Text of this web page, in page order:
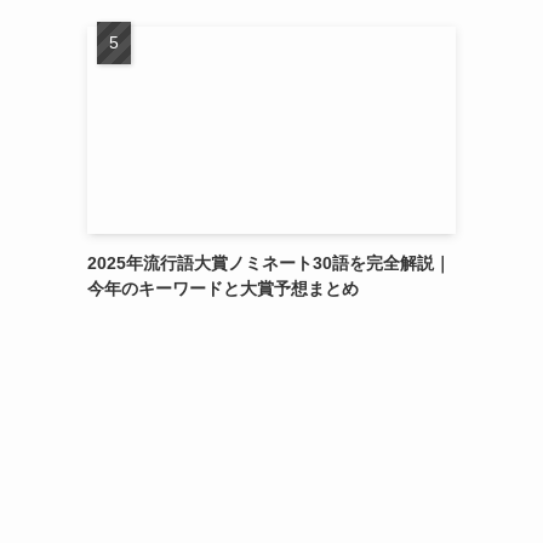
2025年流行語大賞ノミネート30語を完全解説｜
今年のキーワードと大賞予想まとめ